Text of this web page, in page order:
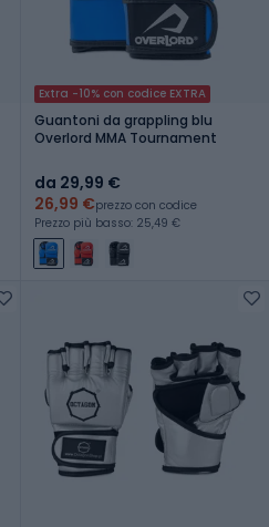
Extra -10% con codice EXTRA
Guantoni da grappling blu
Overlord MMA Tournament
da 29,99 €
26,99 €prezzo con codice
Prezzo più basso: 25,49 €